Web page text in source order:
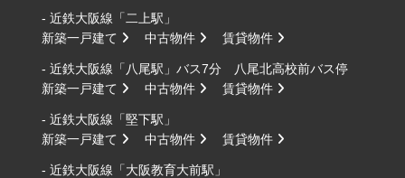
- 近鉄大阪線「二上駅」
新築一戸建て
中古物件 賃貸物件
- 近鉄大阪線「八尾駅」バス7分 八尾北高校前バス停
新築一戸建て
中古物件 賃貸物件
- 近鉄大阪線「堅下駅」
新築一戸建て
中古物件 賃貸物件
- 近鉄大阪線「大阪教育大前駅」